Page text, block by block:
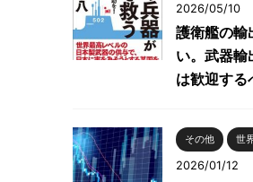
2026/05/10
護衛艦の輸
い。武器輸
は歓迎する
その他 世
2026/01/12